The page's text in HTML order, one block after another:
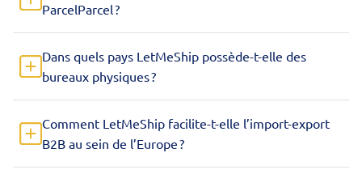
ParcelParcel ?
Dans quels pays LetMeShip possède-t-elle des
bureaux physiques ?
Comment LetMeShip facilite-t-elle l’import-export
B2B au sein de l’Europe ?